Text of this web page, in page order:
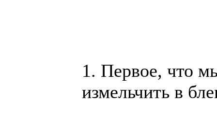
1. Первое, что
измельчить в